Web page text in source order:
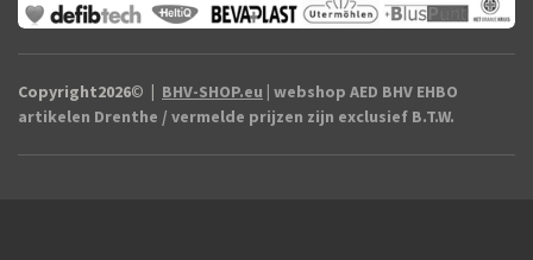
Copyright2026© | BHV-SHOP.eu | webshop AED BHV EHBO
artikelen Drenthe / vermelde prijzen zijn exclusief B.T.W.